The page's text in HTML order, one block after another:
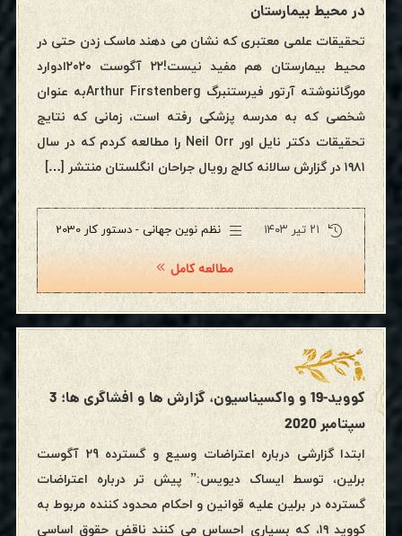
در محیط بیمارستان
تحقیقات علمی معتبری که نشان می دهند ماسک زدن حتی در
محیط بیمارستان هم مفید نیست!۲۲ آگوست ۲۰۲۰ادوارد
مورگاننوشته آرتور فیرستنبرگ Arthur Firstenbergبه عنوان
شخصی که به مدرسه پزشکی رفته است، زمانی که نتایج
تحقیقات دکتر نایل اور Neil Orr را مطالعه کردم که در سال
۱۹۸۱ در گزارش سالانه کالج رویال جراحان انگلستان منتشر […]
۲۱ تیر ۱۴۰۳ نظم نوین جهانی - دستور کار 2030
مطالعه کامل
کووید-19 و واکسیناسیون، گزارش ها و افشاگری ها؛ 3
سپتامبر 2020
ابتدا گزارشی درباره اعتراضات وسیع و گسترده 29 آگوست
برلین، توسط ایساک دیویس:” پیش تر درباره اعتراضات
گسترده در برلین علیه قوانین و احکام محدود کننده مربوط به
کووید ۱۹، که بسیاری احساس می کنند ناقض حقوق اساسی